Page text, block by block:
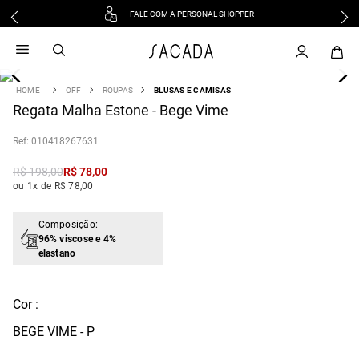
FALE COM A PERSONAL SHOPPER
OFF ROUPAS BLUSAS E CAMISAS
Regata Malha Estone - Bege Vime
: 010418267631
R$198,00R$78,00
ou 1x de R$ 78,00
Composição:
96% viscose e 4%
elastano
Cor :
BEGE VIME - P
vestido
3 º blusa
º tricot
º macacão
jeans
º vestido curto